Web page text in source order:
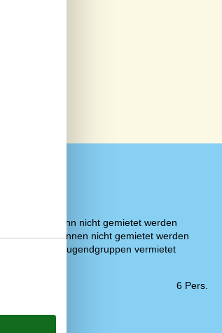
Bettwäsche kann nicht gemietet werden
Handtücher können nicht gemietet werden
Wird nicht an Jugendgruppen vermietet
6 Pers.